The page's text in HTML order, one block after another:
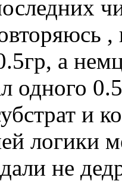
,
а
одного
и
логики
не